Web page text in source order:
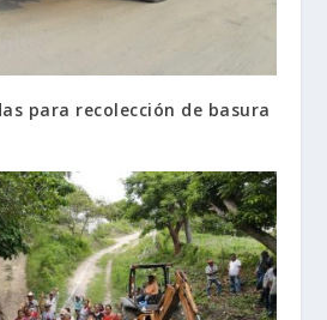
para recolección de basura